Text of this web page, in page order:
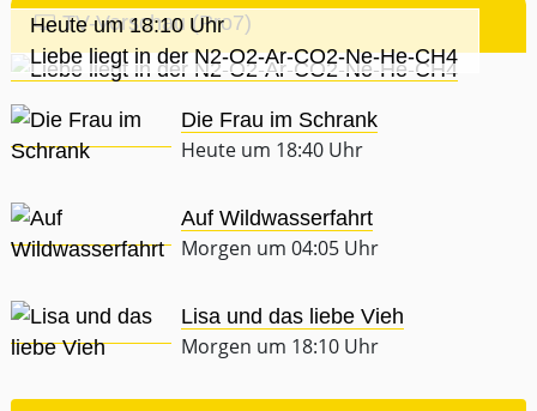
TV-Vorschau (Pro7)
Heute um 18:10 Uhr
Liebe liegt in der N2-O2-Ar-CO2-Ne-He-CH4
Die Frau im Schrank
Heute um 18:40 Uhr
Auf Wildwasserfahrt
Morgen um 04:05 Uhr
Lisa und das liebe Vieh
Morgen um 18:10 Uhr